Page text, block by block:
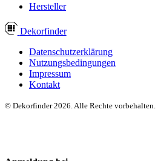
Hersteller
Dekorfinder
Datenschutzerklärung
Nutzungsbedingungen
Impressum
Kontakt
© Dekorfinder 2026. Alle Rechte vorbehalten.